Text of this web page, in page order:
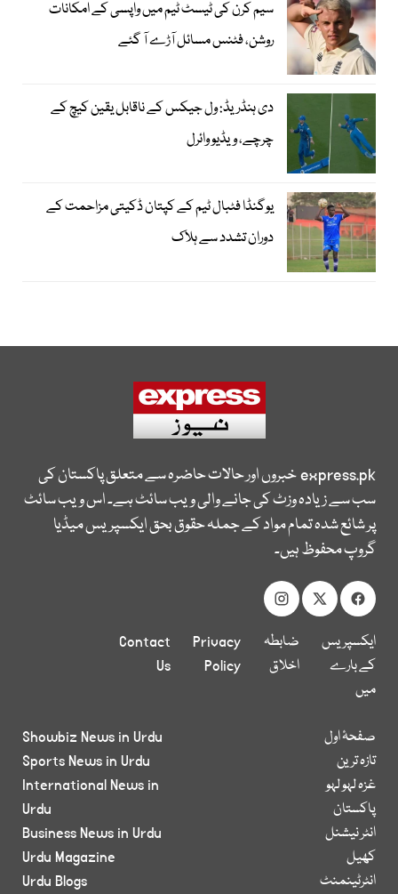
سیم کرن کی ٹیسٹ ٹیم میں واپسی کے امکانات
روشن، فٹنس مسائل آڑے آ گئے
دی ہنڈریڈ: ول جیکس کے ناقابل یقین کیچ کے
چرچے، ویڈیو وائرل
یوگنڈا فٹبال ٹیم کے کپتان ڈکیتی مزاحمت کے
دوران تشدد سے ہلاک
express.pkخبروں اور حالات حاضرہ سے متعلق پاکستان کی
سب سے زیادہ وزٹ کی جانے والی ویب سائٹ ہے۔ اس ویب سائٹ
پر شائع شدہ تمام مواد کے جملہ حقوق بحق ایکسپریس میڈیا
گروپ محفوظ ہیں۔
ایکسپریس
کے بارے
میں
ضابطہ
اخلاق
Privacy
Policy
Contact
Us
صفحۂ اول
تازہ ترین
غزہ لہو لہو
پاکستان
انٹر نیشنل
کھیل
انٹرٹینمنٹ
Showbiz News in Urdu
Sports News in Urdu
International News in
Urdu
Business News in Urdu
Urdu Magazine
Urdu Blogs